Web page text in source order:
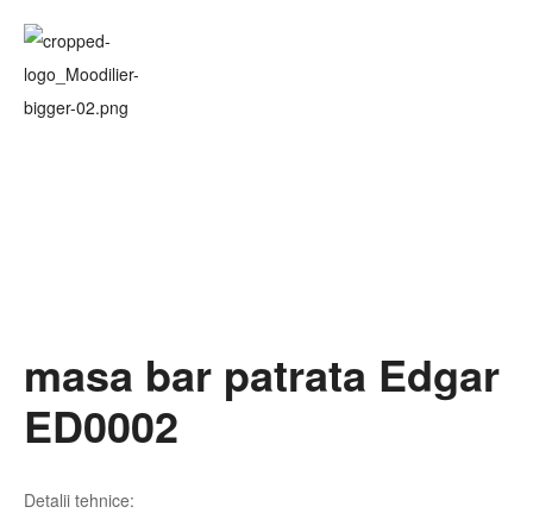
masa bar patrata Edgar
ED0002
Detalii tehnice: